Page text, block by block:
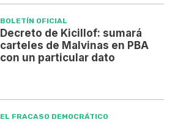
BOLETÍN OFICIAL
Decreto de Kicillof: sumará
carteles de Malvinas en PBA
con un particular dato
EL FRACASO DEMOCRÁTICO